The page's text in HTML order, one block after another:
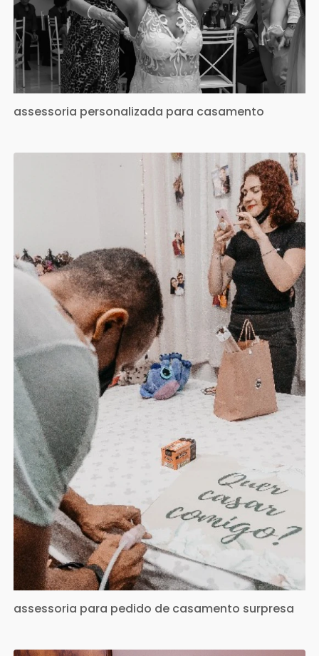
assessoria personalizada para casamento
assessoria para pedido de casamento surpresa